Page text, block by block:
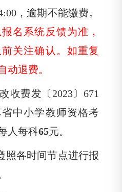
，逾期不能缴费。
名系统反馈为准，
关注确认。如重复
动退费。
收费发〔 2023〕671
中小学教师资格考
人每科65元。
照各时间节点进行报